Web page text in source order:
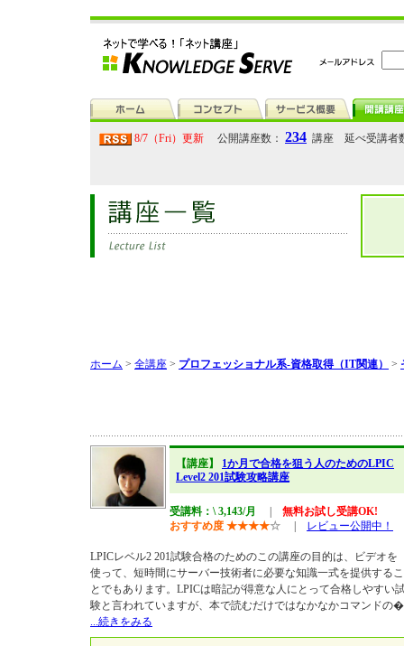
8/7（Fri）更新 公開講座数： 234 講座 延べ受講者
ホーム > 全講座 > プロフェッショナル系-資格取得（IT関連） >
【講座】 1か月で合格を狙う人のためのLPIC
Level2 201試験攻略講座
受講料：\ 3,143/月
無料お試し受講OK!
おすすめ度 ★★★★☆ レビュー公開中！
LPICレベル2 201試験合格のためのこの講座の目的は、ビデオを
使って、短時間にサーバー技術者に必要な知識一式を提供するこ
とでもあります。LPICは暗記が得意な人にとって合格しやすい
験と言われていますが、本で読むだけではなかなかコマンドの�
...続きをみる